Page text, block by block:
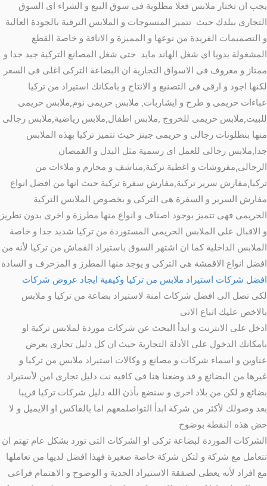
يجب ان تختار ملابس فعلا مطلوبة فى سوق البيع و الشراء اى السوق
التجارى ببلدك حيث تتميز المنسوجات و الملابس الترقية بالجودة العالية
و التصميمات الفريدة من نوعها و المميزة و الاناقة و خاصة القطع
المشغولة يدويا اى شغل الهاند مايد حتى شغل المصانع التركية جيد جدا و
ممتاز و معروف فى الاسواق التجارية ان البضاعة التركى اغلى فى السعر
لكنها اجود و ارقى فى التصنيع و الانتاج و بامكانك استيراد من تركيا
عباءات حريمى و طرح و ايشاربات, ملابس حريمى نوم,ملابس حريمى
للبيت,ملابس حريمى للخروج ,ملابس اطفال,ملابس رياضية,ملابس رجالى
منها بنطلونات رجالى و حريمى جينز حيث تتميز تركيا بهذه الملابس
جدا,ملابس رجالى للعمل اى رسمية مثل البدل و القمصان
الرجالى,مفروشات و اغطية تركية,مناشف و محارم و ملاءات من
تركيا,مفارش سرير تركية,مفارش سفرة تركية حيث انها من افضل انواع
مفارش السرير و السفرة هى التركى و بخصوص الملابس التركية
الحريمى فهى تتميز بوجود اصناف و انواع منها مطرزة و اخرى بدون تطريز
و الاقبال على الملابس الحريمى المستوردة من تركيا شديد جدا و خاصة
الملابس الداخلية كما ان اشتهر السوق باستيراد القماش من تركيا لأنه من
افضل انواع الاقمشة هى التركى و يوجد منها المطرز و المزخرف و السادة
افضل شركات استيراد ملابس من تركيا وكيفية ايجاد عروض شركات
لكى تصل الى افضل شركات امنة لاستيراد بضاعة من تركيا و ملابس
بالاخص عليك اتباع الاتى
ادخل على الانترنت و ابدأ البحث عن شركات موردة لملابس تركية او
بامكانك الدخول على الأدلة التجارية حيث ان كل دليل تجارى يعرض
عناوين و اسماء شركات و مصانع و وكالات استيراد ملابس من تركيا و
غيرها من البضائع و قد وضعنا هنا فى كافيه نت دليل تجارى امن لأستيراد
بضائع و لكن من بلاد اخرى و سنضع بأذن الله دليل شركات تركيا قريبا
بعد وصولك لأكثر من شركة ابدأ التواصلمعهم اما بالفاكس او الايميل و لا
حض هذه النقطة بوضوح
الشركات الموردة لبضاعة تركى او الشركات التى تورد بشكل عام تهتم ان
تتعامل مع شركة و لتكن شركة خاصة صغيرة فهذا افضل لديها من تعاملها
مع افراد لأنه يعطى لصفقة الاستيراد الجدية و الوضوح و الاهتمام فراعى